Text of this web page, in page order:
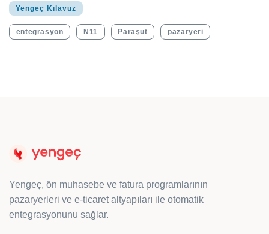
Yengeç Kılavuz
entegrasyon N11 Paraşüt pazaryeri
Yengeç, ön muhasebe ve fatura programlarının
pazaryerleri ve e-ticaret altyapıları ile otomatik
entegrasyonunu sağlar.